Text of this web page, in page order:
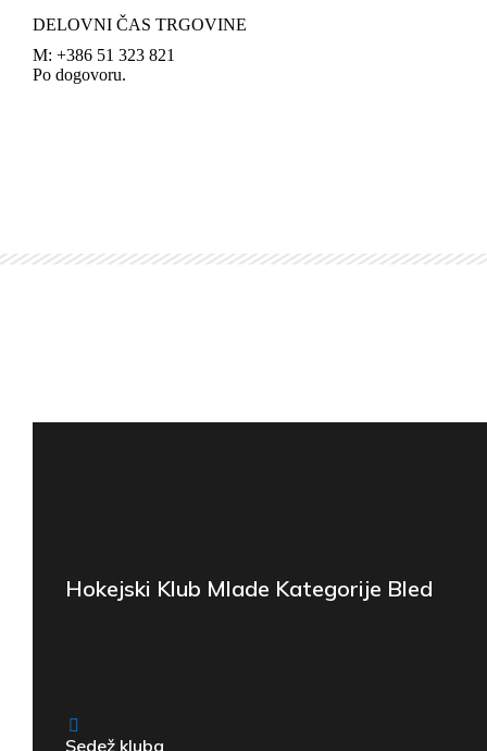
DELOVNI ČAS TRGOVINE
M: +386 51 323 821
Po dogovoru.
Hokejski Klub Mlade Kategorije Bled
Sedež kluba